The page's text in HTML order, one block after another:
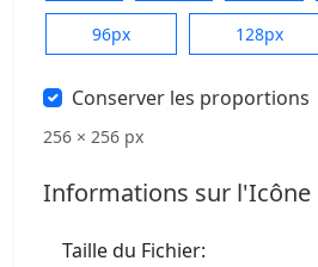
96px 128px
Conserver les proportions
256 × 256 px
Informations sur l'Icône
Taille du Fichier: